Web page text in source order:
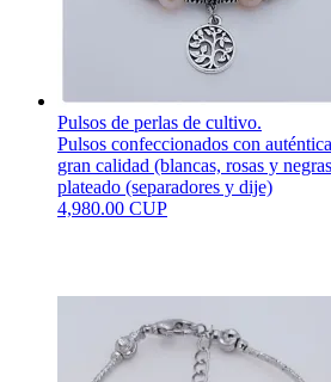
Pulsos de perlas de cultivo.
Pulsos confeccionados con
gran calidad (blancas, rosas y
plateado (separadores y dije)
4,980.00 CUP